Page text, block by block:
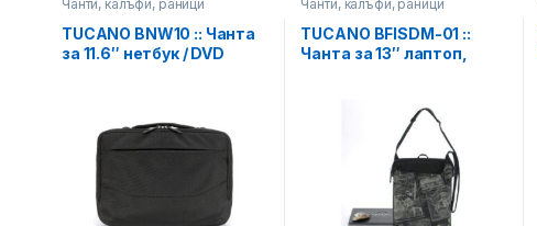
Чанти, калъфи, раници
TUCANO BNW10 :: Чанта
за 11.6″ нетбук / DVD
Чанти, калъфи, раници
TUCANO BFISDM-01 ::
Чанта за 13″ лаптоп,